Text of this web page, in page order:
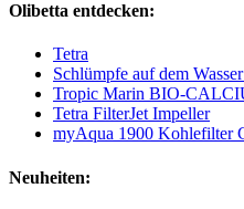
Olibetta entdecken:
Tetra
Schlümpfe auf dem
Tropic Marin BIO-
Tetra FilterJet Impeller
myAqua 1900 Kohlefilter
Neuheiten: